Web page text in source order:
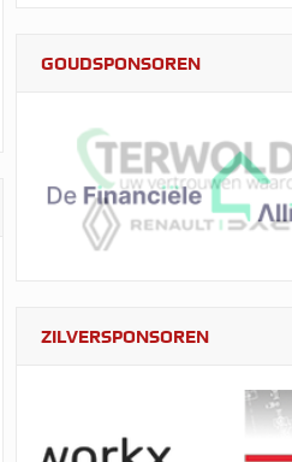
GOUDSPONSOREN
ZILVERSPONSOREN